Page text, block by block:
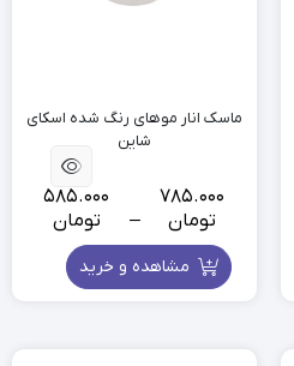
ماسک انار موهای رنگ شده اسکای
شاین
785.000
تومان
–
585.000
تومان
مشاهده و خرید